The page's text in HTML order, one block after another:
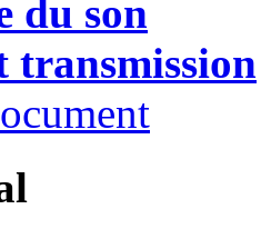
du son
transmission